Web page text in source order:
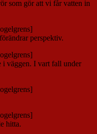
som gör att vi får vatten in
perspektiv.
i väggen. I vart fall under
hitta.